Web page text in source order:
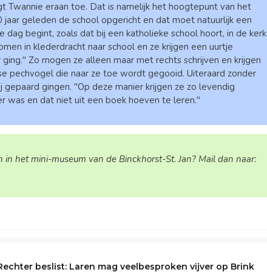
Twannie eraan toe. Dat is namelijk het hoogtepunt van het
jaar geleden de school opgericht en dat moet natuurlijk een
dag begint, zoals dat bij een katholieke school hoort, in de kerk
in klederdracht naar school en ze krijgen een uurtje
Zo mogen ze alleen maar met rechts schrijven en krijgen
pechvogel die naar ze toe wordt gegooid. Uiteraard zonder
gingen. "Op deze manier krijgen ze zo levendig
was en dat niet uit een boek hoeven te leren."
het mini-museum van de Binckhorst-St. Jan? Mail dan naar:
beslist: Laren mag veelbesproken vijver op Brink